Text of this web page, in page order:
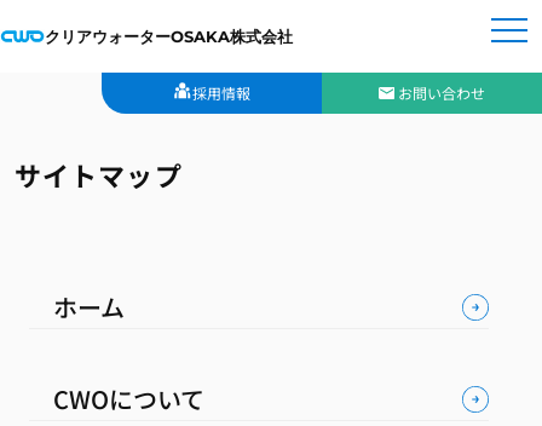
クリアウォーターOSAKA株式会社
採用情報 お問い合わせ
サイトマップ
ホーム
CWOについて